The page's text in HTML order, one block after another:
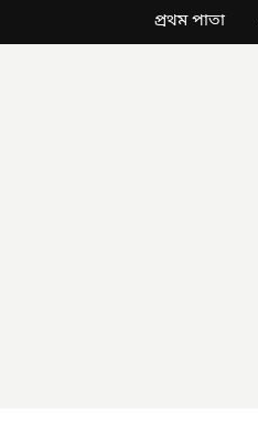
প্রথম পাতা